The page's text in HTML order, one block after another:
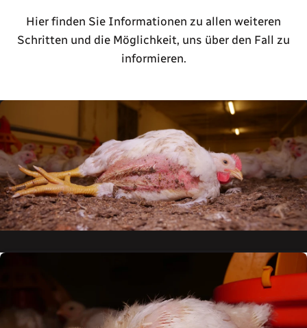
Hier finden Sie Informationen zu allen weiteren
Schritten und die Möglichkeit, uns über den Fall zu
informieren.